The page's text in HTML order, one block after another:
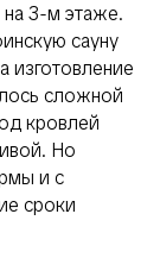
3-м этаже.
сауну
изготовление
сложной
кровлей
Но
и с
сроки